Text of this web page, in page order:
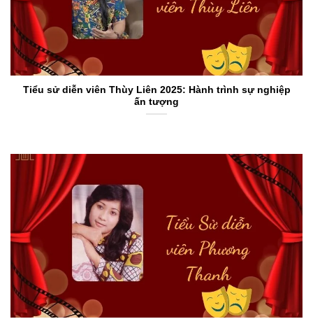
Tiểu sử diễn viên Thùy Liên 2025: Hành trình sự nghiệp
ấn tượng